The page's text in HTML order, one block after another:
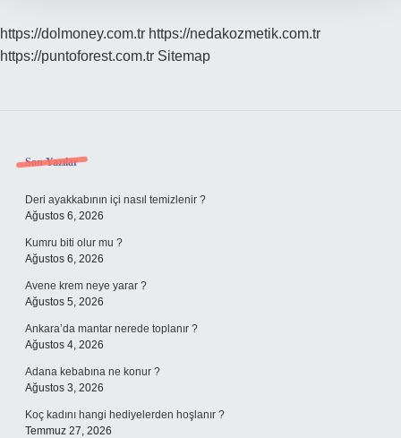
https://dolmoney.com.tr https://nedakozmetik.com.tr
https://puntoforest.com.tr Sitemap
Sidebar
Son Yazılar
Deri ayakkabının içi nasıl temizlenir ?
Ağustos 6, 2026
Kumru biti olur mu ?
Ağustos 6, 2026
Avene krem neye yarar ?
Ağustos 5, 2026
Ankara’da mantar nerede toplanır ?
Ağustos 4, 2026
Adana kebabına ne konur ?
Ağustos 3, 2026
Koç kadını hangi hediyelerden hoşlanır ?
Temmuz 27, 2026